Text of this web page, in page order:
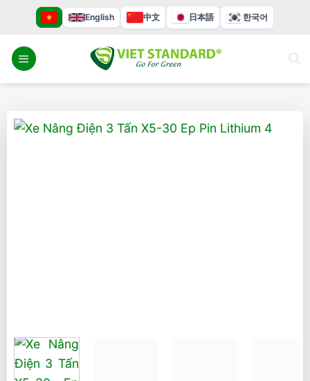
nội
dung
English 中文 日本語 한국어